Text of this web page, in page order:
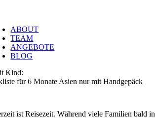
ABOUT
TEAM
ANGEBOTE
BLOG
Kind:
für 6 Monate Asien nur mit Handgepäck
ist Reisezeit. Während viele Familien bald